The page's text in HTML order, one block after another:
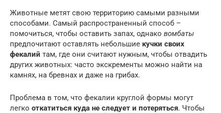
Животные метят свою территорию самыми разными
способами. Самый распространенный способ –
помочиться, чтобы оставить запах, однако вомбаты
предпочитают оставлять небольшие кучки своих
фекалий там, где они считают нужным, чтобы отвадить
других животных: часто экскременты можно найти на
камнях, на бревнах и даже на грибах.
Проблема в том, что фекалии круглой формы могут
легко откатиться куда не следует и потеряться. Чтобы